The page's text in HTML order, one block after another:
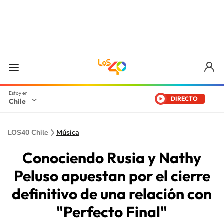
Chile DIRECTO
LOS40 Chile Música
Conociendo Rusia y Nathy
Peluso apuestan por el cierre
definitivo de una relación con
"Perfecto Final"